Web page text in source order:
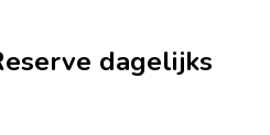
dagelijks